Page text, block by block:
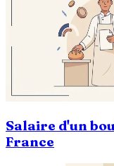
Salaire d'un
France